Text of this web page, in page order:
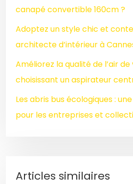
canapé convertible 160cm ?
Adoptez un style chic et
architecte d’intérieur à
Améliorez la qualité de l’air
choisissant un aspirateur
Les abris bus écologiques :
pour les entreprises et
Articles similaires